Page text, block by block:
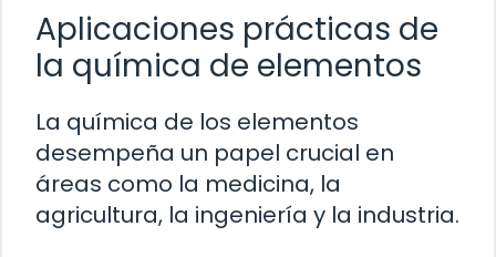
Aplicaciones prácticas de
la química de elementos
La química de los elementos
desempeña un papel crucial en
áreas como la medicina, la
agricultura, la ingeniería y la industria.